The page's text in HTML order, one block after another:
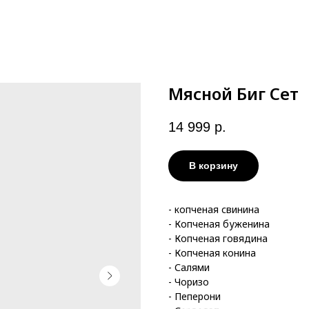
Мясной Биг Сет
14 999 р.
В корзину
- копченая свинина
- Копченая буженина
- Копченая говядина
- Копченая конина
- Салями
- Чоризо
- Пеперони